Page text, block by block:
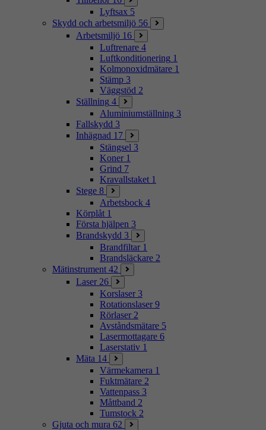
Lyftsax 5
Skydd och arbetsmiljö 56
Arbetsmiljö 16
Luftrenare 4
Luftkonditionering 1
Kolmonoxidmätare 1
Stämp 3
Väggstöd 2
Ställning 4
Aluminiumställning 3
Fallskydd 3
Inhägnad 17
Stängsel 3
Koner 1
Grind 7
Kravallstaket 1
Stege 8
Arbetsbock 4
Körplåt 1
Första hjälpen 3
Brandskydd 3
Brandfiltar 1
Brandsläckare 2
Mätinstrument 42
Laser 26
Korslaser 3
Rotationslaser 9
Rörlaser 2
Avståndsmätare 5
Lasermottagare 6
Laserstativ 1
Mäta 14
Värmekamera 1
Fuktmätare 2
Vattenpass 3
Måttband 2
Tumstock 2
Gjuta och mura 62